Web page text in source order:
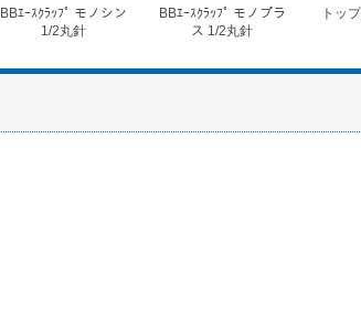
BBｴｰｽｸﾗｯﾌﾟ モノシン
1/2丸針
BBｴｰｽｸﾗｯﾌﾟ モノプラ
ス 1/2丸針
トッ